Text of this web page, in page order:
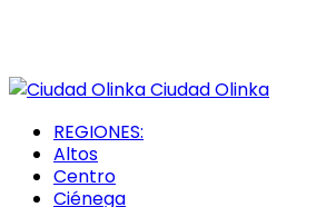
Ciudad Olinka
REGIONES:
Altos
Centro
Ciénega